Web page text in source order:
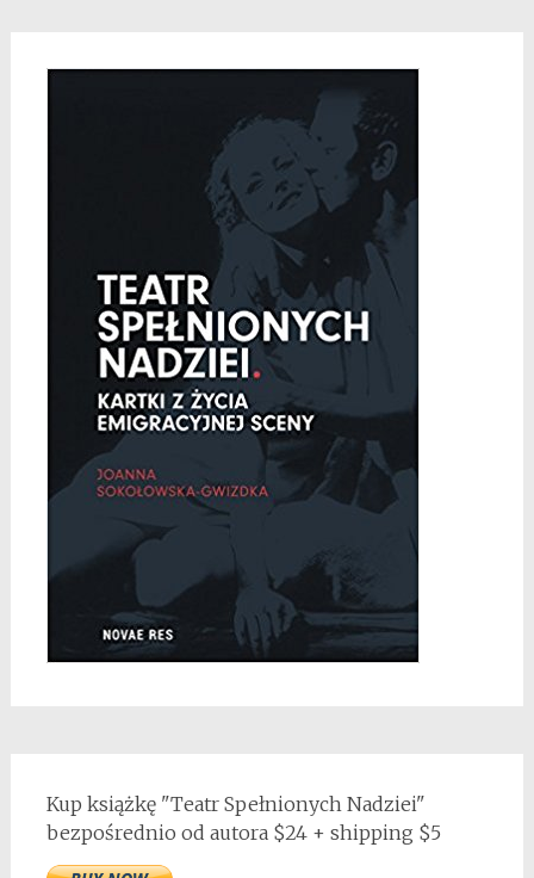
Kup książkę "Teatr Spełnionych Nadziei"
bezpośrednio od autora $24 + shipping $5